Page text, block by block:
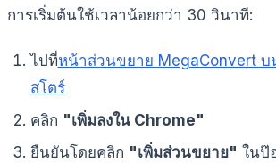
การเริ่มต้นใช้เวลาน้อยกว่า 30 วินาที:
ไปที่หน้าส่วนขยาย MegaConvert บ
สโตร์
คลิก "เพิ่มลงใน Chrome"
ยืนยันโดยคลิก "เพิ่มส่วนขยาย" ในป๊